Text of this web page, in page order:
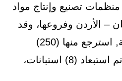
تصنيع وإنتاج مواد
– الأردن وفروعها، وقد
تم توزيع (305) استبانة, استرجع منها (250)
(8) استبانات،